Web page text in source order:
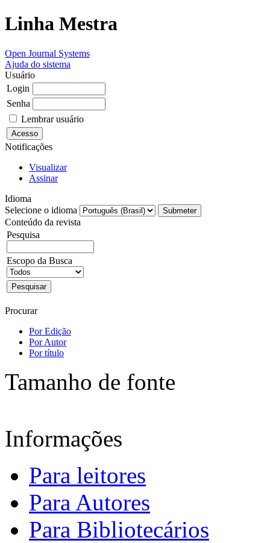
Linha Mestra
Open Journal Systems
Ajuda do sistema
Usuário
Login
Senha
Lembrar usuário
Notificações
Visualizar
Assinar
Idioma
Selecione o idioma
Conteúdo da revista
Pesquisa
Escopo da Busca
Procurar
Por Edição
Por Autor
Por título
Tamanho de fonte
Informações
Para leitores
Para Autores
Para Bibliotecários